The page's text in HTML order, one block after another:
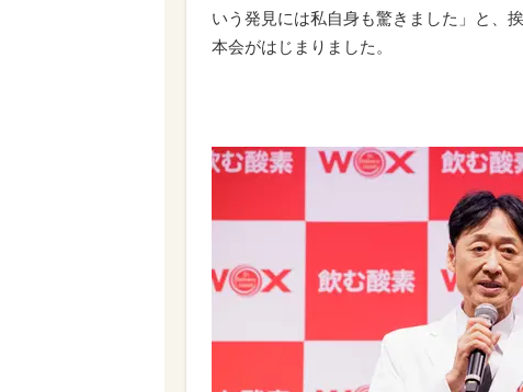
いう発見には私自身も驚きました」と、
本会がはじまりました。